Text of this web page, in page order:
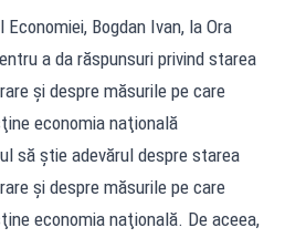
Bogdan Ivan, la Ora
a da răspunsuri privind starea
şi despre măsurile pe care
economia naţională
să ştie adevărul despre starea
şi despre măsurile pe care
economia naţională. De aceea,